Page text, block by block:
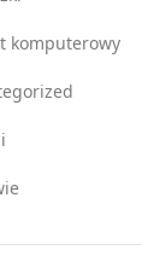
komputerowy